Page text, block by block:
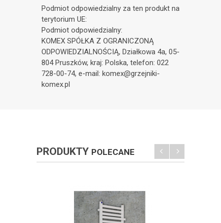
Podmiot odpowiedzialny za ten produkt na
terytorium UE:
Podmiot odpowiedzialny:
KOMEX SPÓŁKA Z OGRANICZONĄ
ODPOWIEDZIALNOŚCIĄ, Działkowa 4a, 05-
804 Pruszków, kraj: Polska, telefon: 022
728-00-74, e-mail: komex@grzejniki-
komex.pl
PRODUKTY POLECANE